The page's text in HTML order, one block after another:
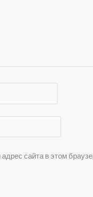
сайта в этом